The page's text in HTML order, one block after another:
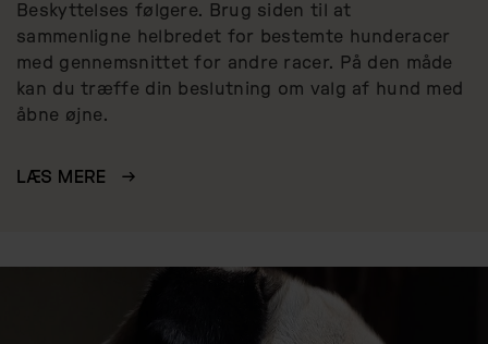
Beskyttelses følgere. Brug siden til at
sammenligne helbredet for bestemte hunderacer
med gennemsnittet for andre racer. På den måde
kan du træffe din beslutning om valg af hund med
åbne øjne.